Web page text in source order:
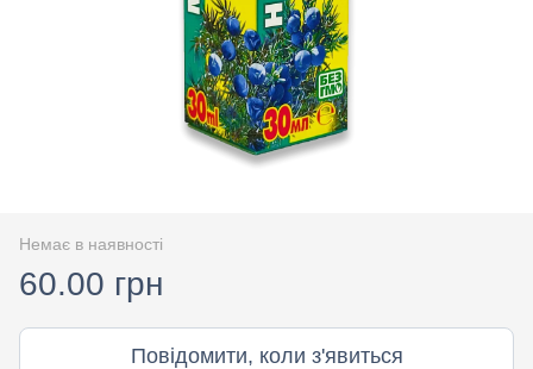
Немає в наявності
60.00 грн
Повідомити, коли з'явиться